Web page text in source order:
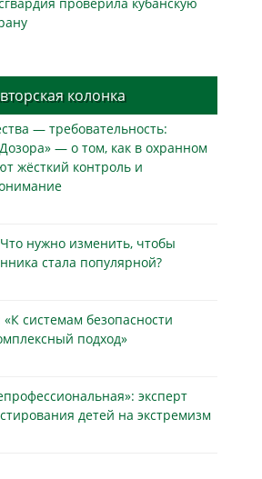
колонка
— требовательность:
— о том, как в охранном
жёсткий контроль и
нужно изменить, чтобы
стала популярной?
системам безопасности
подход»
эксперт
детей на экстремизм